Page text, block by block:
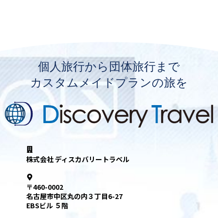
個人旅行から団体旅行まで
カスタムメイドプランの旅を
株式会社 ディスカバリートラベル
〒460-0002
名古屋市中区丸の内３丁目6-27
EBSビル ５階